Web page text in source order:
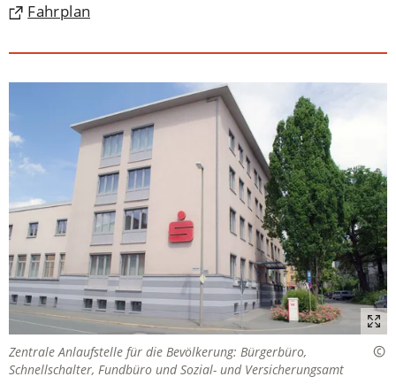
in
neuen
Tab)
Fahrplan
(Öffnet
einem
neuen
Tab)
Zentrale Anlaufstelle für die Bevölkerung: Bürgerbüro,
Schnellschalter, Fundbüro und Sozial- und Versicherungsamt